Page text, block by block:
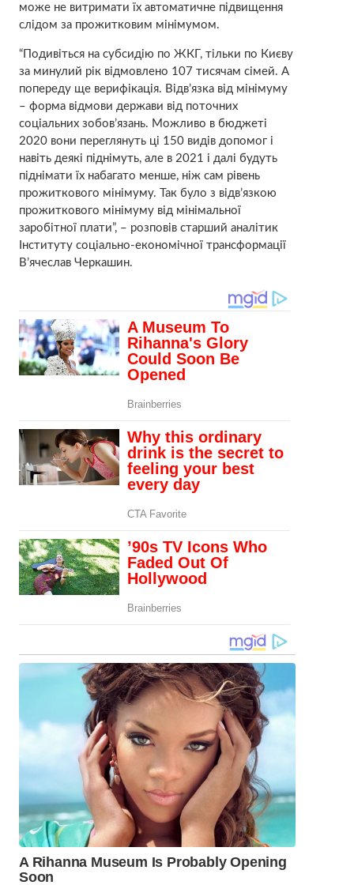
може не витримати їх автоматичне підвищення
слідом за прожитковим мінімумом.
“Подивіться на субсидію по ЖКГ, тільки по Києву
за минулий рік відмовлено 107 тисячам сімей. А
попереду ще верифікація. Відв’язка від мінімуму
– форма відмови держави від поточних
соціальних зобов’язань. Можливо в бюджеті
2020 вони переглянуть ці 150 видів допомог і
навіть деякі піднімуть, але в 2021 і далі будуть
піднімати їх набагато менше, ніж сам рівень
прожиткового мінімуму. Так було з відв’язкою
прожиткового мінімуму від мінімальної
заробітної плати”, – розповів старший аналітик
Інституту соціально-економічної трансформації
В’ячеслав Черкашин.